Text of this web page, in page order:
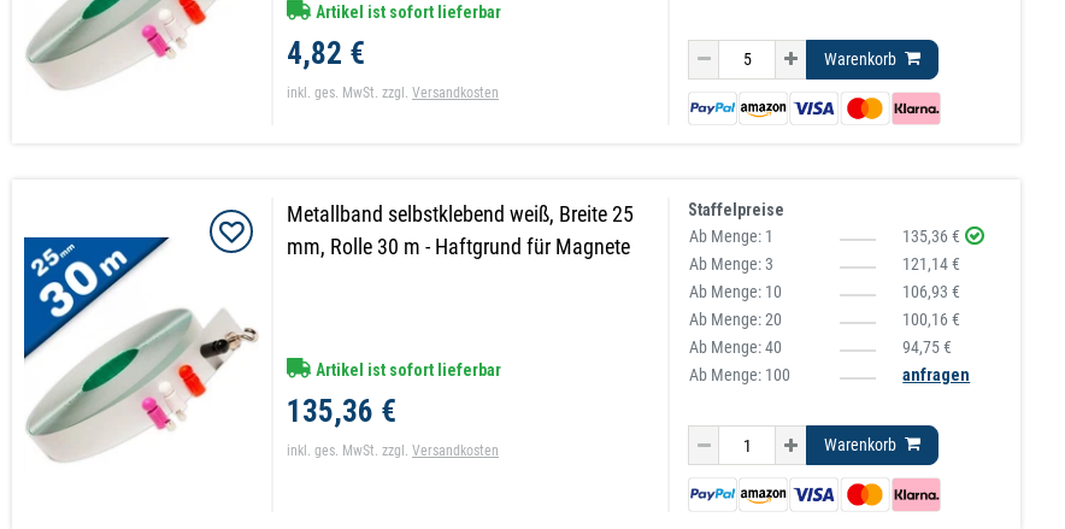
Artikel ist sofort lieferbar
4,82 €
inkl. ges. MwSt. zzgl.Versandkosten
Warenkorb
Metallband selbstklebend weiß, Breite 25
mm, Rolle 30 m - Haftgrund für Magnete
Artikel ist sofort lieferbar
135,36 €
inkl. ges. MwSt. zzgl.Versandkosten
Staffelpreise
Ab Menge: 1
135,36 €
Ab Menge:3
121,14 €
Ab Menge: 10
106,93 €
Ab Menge:20
100,16 €
Ab Menge:40
94,75 €
Ab Menge: 100
anfragen
Warenkorb